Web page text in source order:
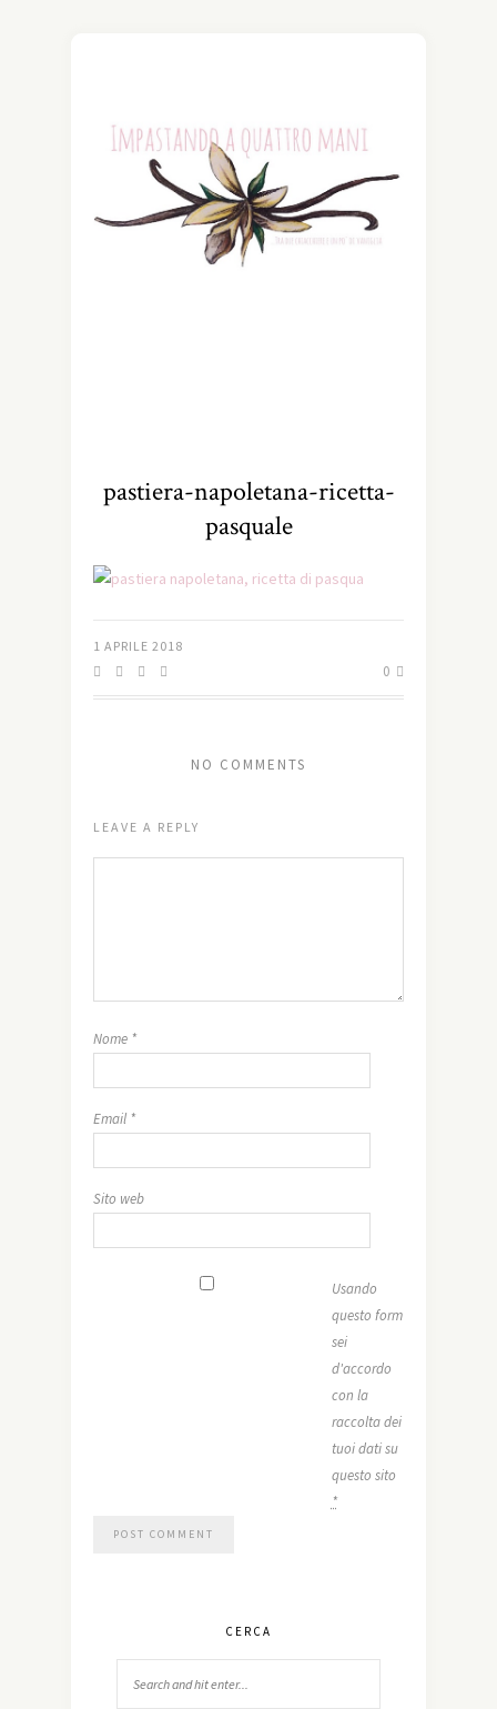
pastiera-napoletana-ricetta-
pasquale
1 APRILE 2018
0
NO COMMENTS
LEAVE A REPLY
Nome *
Email *
Sito web
Usando
questo form
sei
d'accordo
con la
raccolta dei
tuoi dati su
questo sito
*
CERCA